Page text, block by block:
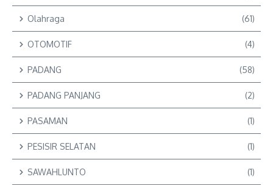
Olahraga (61)
OTOMOTIF (4)
PADANG (58)
PADANG PANJANG (2)
PASAMAN (1)
PESISIR SELATAN (1)
SAWAHLUNTO (1)